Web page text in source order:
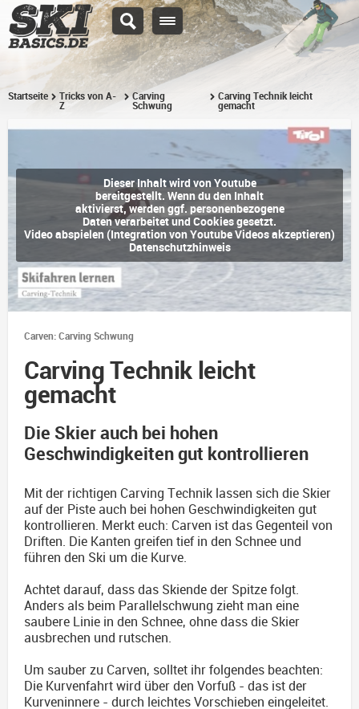
Startseite
Tricks von A-
Z
Carving
Schwung
Carving Technik leicht
gemacht
Dieser Inhalt wird von Youtube
bereitgestellt. Wenn du den Inhalt
aktivierst, werden ggf. personenbezogene
Daten verarbeitet und Cookies gesetzt.
Video abspielen (Integration von Youtube Videos akzeptieren)
Datenschutzhinweis
Carven: Carving Schwung
Carving Technik leicht
gemacht
Die Skier auch bei hohen
Geschwindigkeiten gut kontrollieren
Mit der richtigen Carving Technik lassen sich die Skier
auf der Piste auch bei hohen Geschwindigkeiten gut
kontrollieren. Merkt euch: Carven ist das Gegenteil von
Driften. Die Kanten greifen tief in den Schnee und
führen den Ski um die Kurve.
Achtet darauf, dass das Skiende der Spitze folgt.
Anders als beim Parallelschwung zieht man eine
saubere Linie in den Schnee, ohne dass die Skier
ausbrechen und rutschen.
Um sauber zu Carven, solltet ihr folgendes beachten:
Die Kurvenfahrt wird über den Vorfuß - das ist der
Kurveninnere - durch leichtes Vorschieben eingeleitet.